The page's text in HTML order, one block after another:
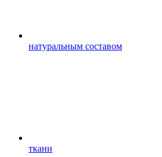
натуральным составом
ткани